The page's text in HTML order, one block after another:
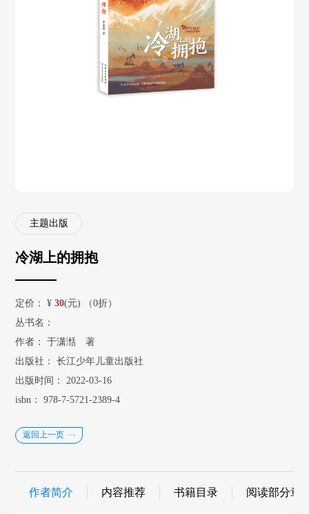
主题出版
冷湖上的拥抱
定价： ¥30(元) （0折）
丛书名：
作者：
于潇湉 著
出版社：
长江少年儿童出版社
出版时间：
2022-03-16
isbn：
978-7-5721-2389-4
返回上一页
作者简介 内容推荐 书籍目录 阅读部分章